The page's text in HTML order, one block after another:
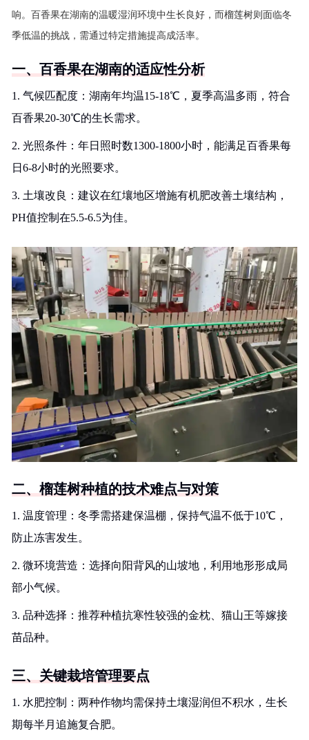
响。百香果在湖南的温暖湿润环境中生长良好，而榴莲树则面临冬
季低温的挑战，需通过特定措施提高成活率。
一、百香果在湖南的适应性分析
1. 气候匹配度：湖南年均温15-18℃，夏季高温多雨，符合
百香果20-30℃的生长需求。
2. 光照条件：年日照时数1300-1800小时，能满足百香果每
日6-8小时的光照要求。
3. 土壤改良：建议在红壤地区增施有机肥改善土壤结构，
PH值控制在5.5-6.5为佳。
二、榴莲树种植的技术难点与对策
1. 温度管理：冬季需搭建保温棚，保持气温不低于10℃，
防止冻害发生。
2. 微环境营造：选择向阳背风的山坡地，利用地形形成局
部小气候。
3. 品种选择：推荐种植抗寒性较强的金枕、猫山王等嫁接
苗品种。
三、关键栽培管理要点
1. 水肥控制：两种作物均需保持土壤湿润但不积水，生长
期每半月追施复合肥。